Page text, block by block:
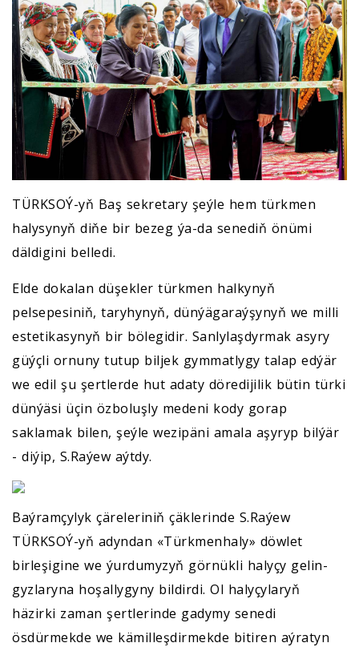
TÜRKSOÝ-yň Baş sekretary şeýle hem türkmen
halysynyň diňe bir bezeg ýa-da senediň önümi
däldigini belledi.
Elde dokalan düşekler türkmen halkynyň
pelsepesiniň, taryhynyň, dünýägaraýşynyň we milli
estetikasynyň bir bölegidir. Sanlylaşdyrmak asyry
güýçli ornuny tutup biljek gymmatlygy talap edýär
we edil şu şertlerde hut adaty döredijilik bütin türki
dünýäsi üçin özboluşly medeni kody gorap
saklamak bilen, şeýle wezipäni amala aşyryp bilýär
- diýip, S.Raýew aýtdy.
Baýramçylyk çäreleriniň çäklerinde S.Raýew
TÜRKSOÝ-yň adyndan «Türkmenhaly» döwlet
birleşigine we ýurdumyzyň görnükli halyçy gelin-
gyzlaryna hoşallygyny bildirdi. Ol halyçylaryň
häzirki zaman şertlerinde gadymy senedi
ösdürmekde we kämilleşdirmekde bitiren aýratyn